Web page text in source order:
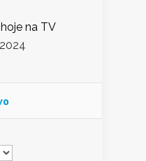
na TV